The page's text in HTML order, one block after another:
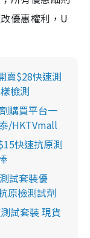
優惠權利，U
賣$28快速測
檢測
購買平台一
/HKTVmall
快速抗原測
試套裝優
原檢測試劑
試套裝 現貨